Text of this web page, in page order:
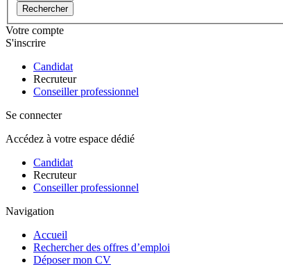
Rechercher
Votre compte
S'inscrire
Candidat
Recruteur
Conseiller professionnel
Se connecter
Accédez à votre espace dédié
Candidat
Recruteur
Conseiller professionnel
Navigation
Accueil
Rechercher des offres d’emploi
Déposer mon CV